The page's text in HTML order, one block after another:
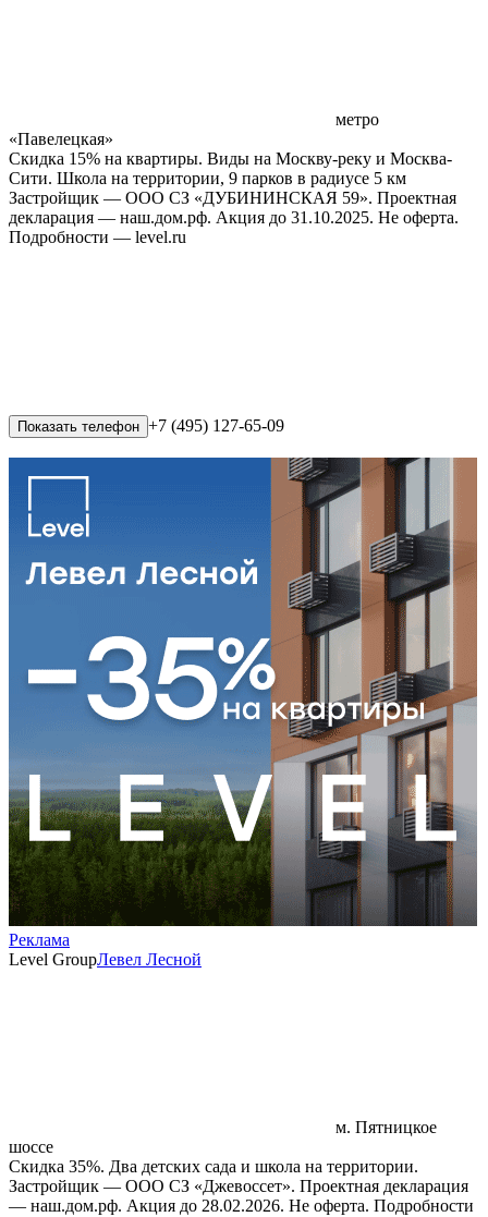
метро
«Павелецкая»
Скидка 15% на квартиры. Виды на Москву-реку и Москва-
Сити. Школа на территории, 9 парков в радиусе 5 км
Застройщик — ООО СЗ «ДУБИНИНСКАЯ 59». Проектная
декларация — наш.дом.рф. Акция до 31.10.2025. Не оферта.
Подробности — level.ru
Показать телефон +7 (495) 127-65-09
Реклама
Level GroupЛевел Лесной
м. Пятницкое
шоссе
Скидка 35%. Два детских сада и школа на территории.
Застройщик — ООО СЗ «Джевоссет». Проектная декларация
— наш.дом.рф. Акция до 28.02.2026. Не оферта. Подробности